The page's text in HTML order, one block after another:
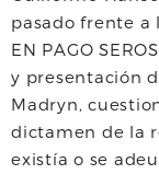
pasado frente a
EN PAGO
y presentación
Madryn,
dictamen de la
existía o se